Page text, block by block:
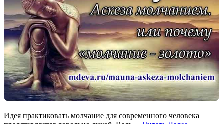
Идея практиковать молчание для современного человека